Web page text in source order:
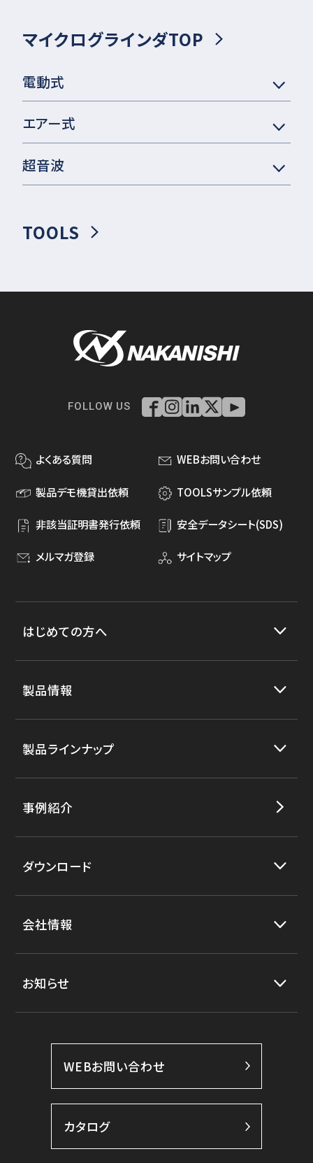
マイクログラインダTOP
電動式
エアー式
超音波
TOOLS
FOLLOW US
よくある質問 WEBお問い合わせ
製品デモ機貸出依頼 TOOLSサンプル依頼
非該当証明書発行依頼 安全データシート(SDS)
メルマガ登録 サイトマップ
はじめての方へ
製品情報
製品ラインナップ
事例紹介
ダウンロード
会社情報
お知らせ
WEBお問い合わせ
カタログ